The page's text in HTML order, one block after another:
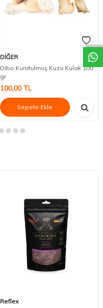
DESTEK
DİĞER
Dibo Kurutulmuş Kuzu Kulak 100
gr
100,00TL
Sepete Ekle
Reflex